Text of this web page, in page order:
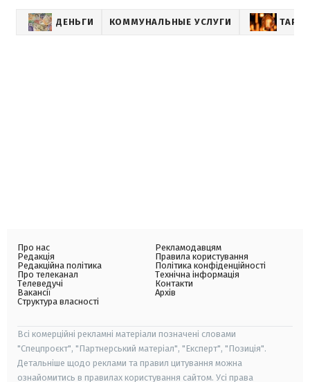
ДЕНЬГИ КОММУНАЛЬНЫЕ УСЛУГИ
Про нас
Редакція
Редакційна політика
Про телеканал
Телеведучі
Вакансії
Структура власності
Рекламодавцям
Правила користування
Політика конфіденційності
Технічна інформація
Контакти
Архів
Всі комерційні рекламні матеріали позначені словами
"Спецпроєкт", "Партнерський матеріал", "Експерт", "Позиція".
Детальніше щодо реклами та правил цитування можна
ознайомитись в правилах користування сайтом. Усі права